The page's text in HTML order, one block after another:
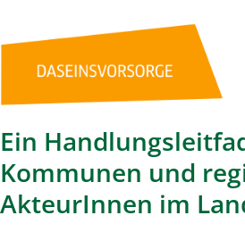
Ein
Kommunen und
AkteurInnen im